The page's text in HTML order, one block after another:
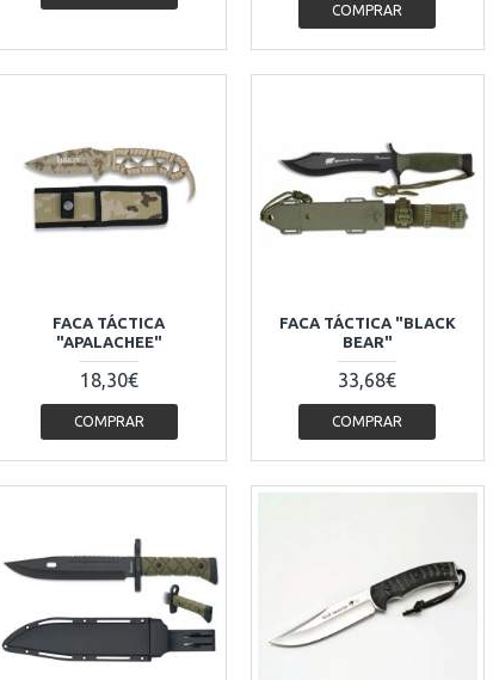
COMPRAR
FACA TÁCTICA
"APALACHEE"
18,30€
COMPRAR
FACA TÁCTICA "BLACK
BEAR"
33,68€
COMPRAR